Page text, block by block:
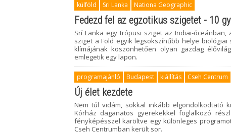
külföld Sri Lanka Nationa Geographic
Fedezd fel az egzotikus szigetet - 10
Srí Lanka egy trópusi sziget az Indiai-
sziget a Föld egyik legsokszínűbb helye
klímájának köszönhetően olyan gazdag
emlegetik egy lapon.
programajánló Budapest kiállítás Cseh Centrum
Új élet kezdete
Nem túl vidám, sokkal inkább elgondolkodtató
Kórház daganatos gyerekekkel foglalkozó
fényképésszel karöltve egy különleges
Cseh Centrumban került sor.